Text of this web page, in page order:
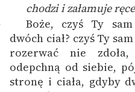
chodzi i załamuje ręce
Boże, czyś Ty
dwóch ciał? czyś Ty
rozerwać nie
odepchną od siebie,
stronę i ciała, gdyby